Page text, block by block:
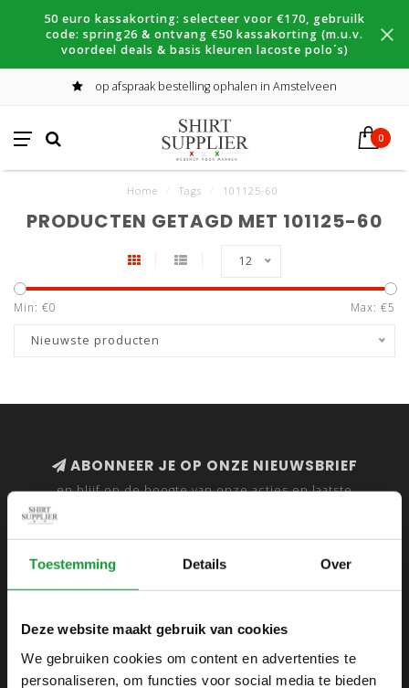
Toestemming Details Over
Deze website maakt gebruik van cookies
We gebruiken cookies om content en advertenties te
personaliseren, om functies voor social media te bieden
50 euro kassakorting: selecteer voor €170, gebruilk
code: spring26 & ontvang €50 kassakorting (m.u.v.
voordeel deals & basis kleuren lacoste polo´s)
op afspraak bestelling ophalen in Amstelveen
0
Home Tags 101125-60
PRODUCTEN GETAGD MET 101125-60
12
Min: €0 Max: €5
Nieuwste producten
ABONNEER JE OP ONZE NIEUWSBRIEF
en blijf op de hoogte van onze acties en laatste
SHIRTSUPPLIER.NL
Webshop voor mannen